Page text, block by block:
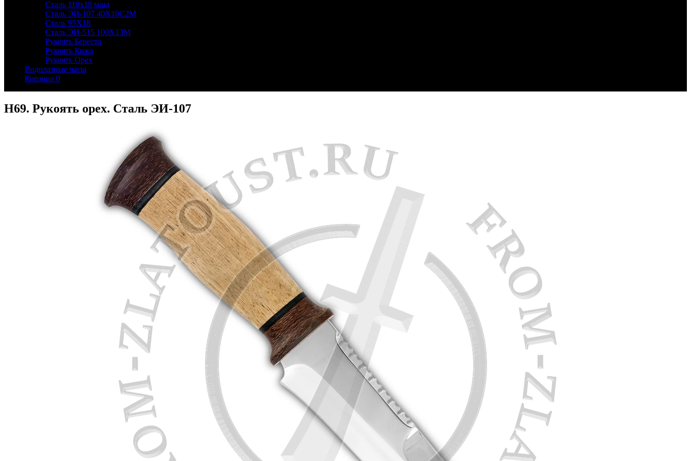
Сталь 110х18 мшд
Сталь ЭИ-107 40Х10С2М
Сталь 95Х18
Сталь ЭИ-515 100Х13М
Рукоять Береста
Рукоять Кожа
Рукоять Орех
Водолазные часы
Корзина 0
Н69. Рукоять орех. Сталь ЭИ-107